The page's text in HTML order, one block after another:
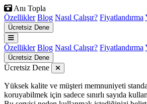
Anı Topla
Özellikler Blog Nasıl Çalışır? Fiyatlandırma
Ücretsiz Dene
Özellikler Blog Nasıl Çalışır? Fiyatlandırma
Ücretsiz Dene
Ücretsiz Dene
Yüksek kalite ve müşteri memnuniyeti
koruyabilmek için sadece sınırlı sayıda